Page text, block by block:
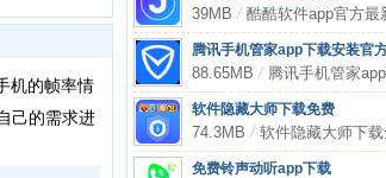
机的帧率情
己的需求进
39MB/ 酷酷软件app官方最
腾讯手机管家app下载安装官方
88.65MB/ 腾讯手机管家
软件隐藏大师下载免费
74.3MB/ 软件隐藏大师下载
免费铃声动听app下载